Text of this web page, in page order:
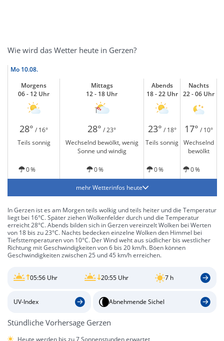
Wie wird das Wetter heute in Gerzen?
Mo 10.08.
Morgens
06 - 12 Uhr
Mittags
12 - 18 Uhr
Abends
18 - 22 Uhr
Nachts
22 - 06 Uhr
28° / 16° 28° / 23° 23° / 18° 17° / 10°
Teils sonnig
Wechselnd bewölkt, wenig
Sonne und windig
Teils sonnig Wechselnd
bewölkt
0 % 0 % 0 % 0 %
mehr Wetterinfos heute
In Gerzen ist es am Morgen teils wolkig und teils heiter und die Temperatur
liegt bei 16°C. Später ziehen Wolkenfelder durch und die Temperatur
erreicht 28°C. Abends bilden sich in Gerzen vereinzelt Wolken bei Werten
von 18 bis zu 23°C. Nachts bedecken einzelne Wolken den Himmel bei
Tiefsttemperaturen von 10°C. Der Wind weht aus südlicher bis westlicher
Richtung mit Geschwindigkeiten von 6 bis 20 km/h. Böen können
Geschwindigkeiten zwischen 25 und 45 km/h erreichen.
05:56 Uhr 20:55 Uhr 7 h
UV-Index Abnehmende Sichel
Stündliche Vorhersage Gerzen
Heute werden bis zu 7 Sonnenstunden erwartet